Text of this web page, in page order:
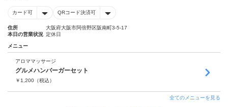
カード可 QRコード決済可
住所
大阪府大阪市阿倍野区阪南町3-5-17
本日の営業状況 定休日
メニュー
アロママッサージ
グルメハンバーガーセット
￥ 1,200 （税込）
全てのメニューを見る